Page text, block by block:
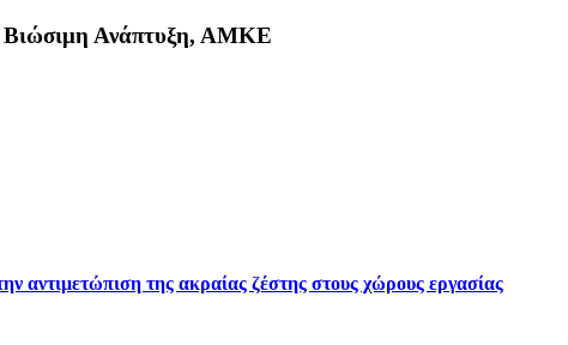
Βιώσιμη Ανάπτυξη, ΑΜΚΕ
αντιμετώπιση της ακραίας ζέστης στους χώρους εργασίας